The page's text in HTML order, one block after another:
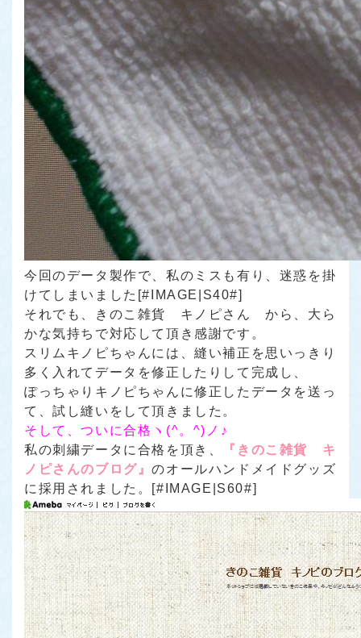
今回のデータ製作で、私のミスも有り、迷惑を掛
けてしまいました[#IMAGE|S40#]
それでも、
きのこ雑貨 キノピさん
から、大ら
かな気持ちで対応して頂き感謝です。
スリムキノピちゃんには、縫い補正を思いっきり
多く入れてデータを修正したりして完成し、
ぽっちゃりキノピちゃんに修正したデータを送っ
て、試し縫いをして頂きました。
そして、ついに合格ヽ(^。^)ノ♪
私の刺繍データに合格を頂き、
『きのこ雑貨 キ
ノピさんのブログ』のオールハンドメイドグッズ
に採用されました。[#IMAGE|S60#]